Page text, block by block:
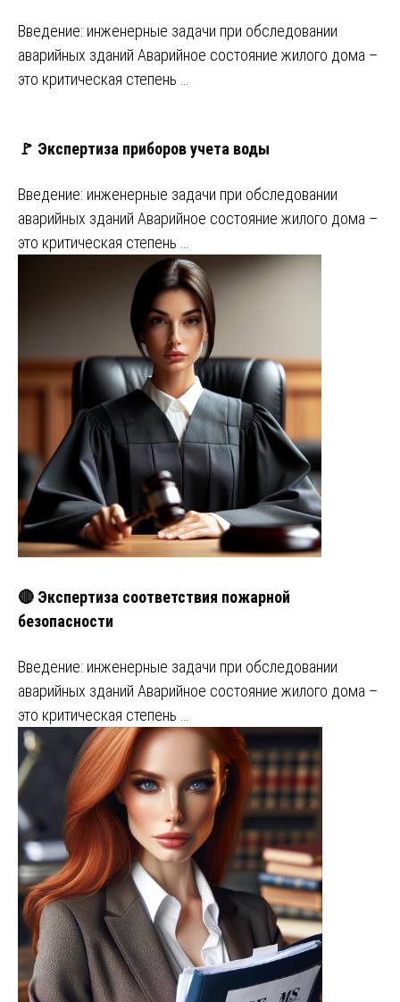
Введение: инженерные задачи при обследовании
аварийных зданий Аварийное состояние жилого дома –
это критическая степень …
🚩 Экспертиза приборов учета воды
Введение: инженерные задачи при обследовании
аварийных зданий Аварийное состояние жилого дома –
это критическая степень …
🔴 Экспертиза соответствия пожарной
безопасности
Введение: инженерные задачи при обследовании
аварийных зданий Аварийное состояние жилого дома –
это критическая степень …